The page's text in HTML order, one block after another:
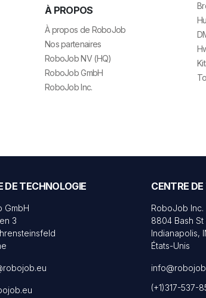
À PROPOS
À propos de RoboJob
Nos partenaires
RoboJob NV (HQ)
RoboJob GmbH
RoboJob Inc.
DE TECHNOLOGIE
GmbH
3
CENTRE
RoboJob Inc.
8804 Bash St
Indianapolis,
États-Unis
(+1)317-537-